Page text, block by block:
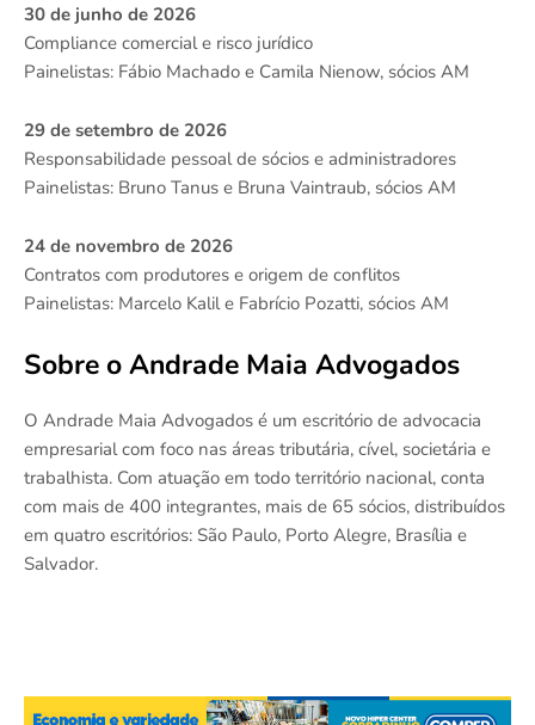
30 de junho de 2026
Compliance comercial e risco jurídico
Painelistas: Fábio Machado e Camila Nienow, sócios AM
29 de setembro de 2026
Responsabilidade pessoal de sócios e administradores
Painelistas: Bruno Tanus e Bruna Vaintraub, sócios AM
24 de novembro de 2026
Contratos com produtores e origem de conflitos
Painelistas: Marcelo Kalil e Fabrício Pozatti, sócios AM
Sobre o Andrade Maia Advogados
O Andrade Maia Advogados é um escritório de advocacia
empresarial com foco nas áreas tributária, cível, societária e
trabalhista. Com atuação em todo território nacional, conta
com mais de 400 integrantes, mais de 65 sócios, distribuídos
em quatro escritórios: São Paulo, Porto Alegre, Brasília e
Salvador.